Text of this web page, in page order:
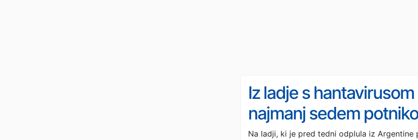
Iz ladje s
najmanj sedem
Na ladji, ki je pred tedni odplula iz